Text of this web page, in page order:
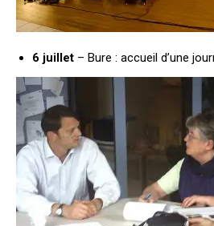
6 juillet – Bure : accueil d’une